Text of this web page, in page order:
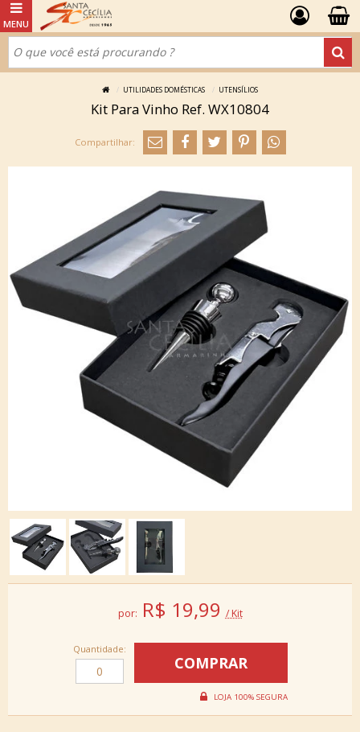
UTILIDADES DOMÉSTICAS UTENSÍLIOS
Kit Para Vinho Ref. WX10804
por: R$ 19,99 / Kit
Quantidade: